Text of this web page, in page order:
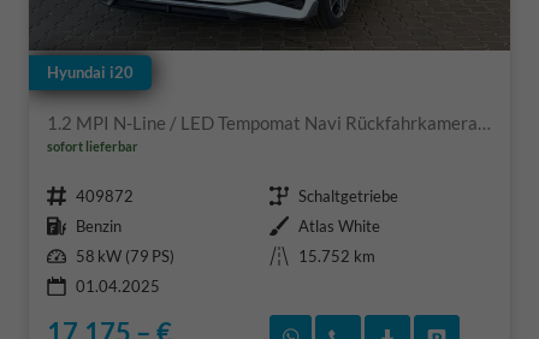
Hyundai i20
1.2 MPI N-Line / LED Tempomat Navi Rückfahrkamera Alu 17"
sofort lieferbar
Fahrzeugnr. 409872 Getriebe Schaltgetriebe
Kraftstoff Benzin Außenfarbe Atlas White
Leistung 58 kW (79 PS) Kilometerstand
15.752 km
01.04.2025
17.175,– €